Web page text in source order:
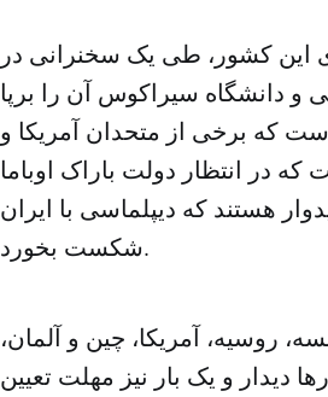
این کشور، طی یک سخنرانی در
و دانشگاه سیراکوس آن را برپا
که برخی از متحدان آمریکا و
در انتظار دولت باراک اوباما
هستند که دیپلماسی با ایران
شکست بخورد.
روسیه، آمریکا، چین و آلمان،
دیدار و یک بار نیز مهلت تعیین